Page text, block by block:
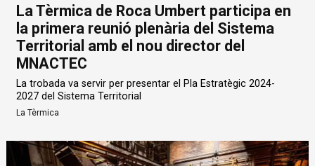
La Tèrmica de Roca Umbert participa en
la primera reunió plenària del Sistema
Territorial amb el nou director del
MNACTEC
La trobada va servir per presentar el Pla Estratègic 2024-
2027 del Sistema Territorial
La Tèrmica